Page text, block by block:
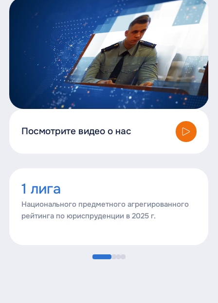
Посмотрите видео о нас
1 лига
Национального предметного агрегированного
рейтинга по юриспруденции в 2025 г.